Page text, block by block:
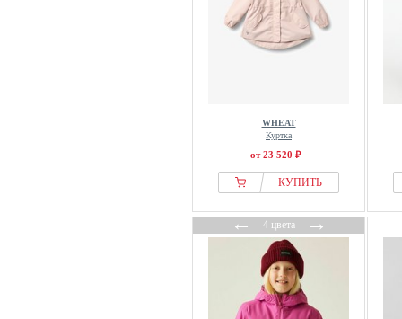
WHEAT
Куртка
от 23 520 ₽
КУПИТЬ
←4 цвета→